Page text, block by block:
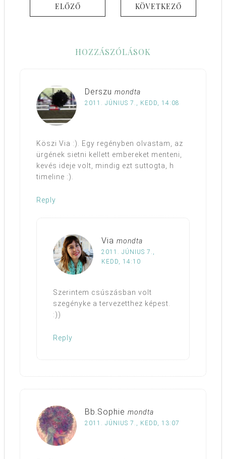
ELŐZŐ KÖVETKEZŐ
HOZZÁSZÓLÁSOK
Derszu mondta
2011. JÚNIUS 7., KEDD, 14:08
Köszi Via :). Egy regényben olvastam, az
ürgének sietni kellett embereket menteni,
kevés ideje volt, mindig ezt suttogta, h
timeline :).
Reply
Via mondta
2011. JÚNIUS 7.,
KEDD, 14:10
Szerintem csúszásban volt
szegényke a tervezetthez képest.
:))
Reply
Bb.Sophie mondta
2011. JÚNIUS 7., KEDD, 13:07